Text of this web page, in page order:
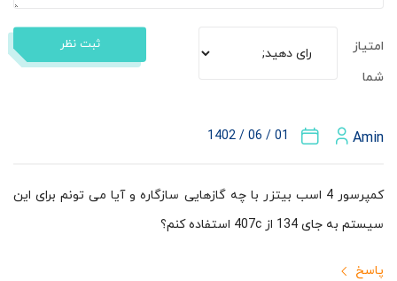
امتیاز
شما
ثبت نظر
Amin
01 / 06 / 1402
پاسخ
کمپرسور 4 اسب بیتزر با چه گازهایی سازگاره و آیا می تونم برای این
سیستم به جای 134 از 407c استفاده کنم؟